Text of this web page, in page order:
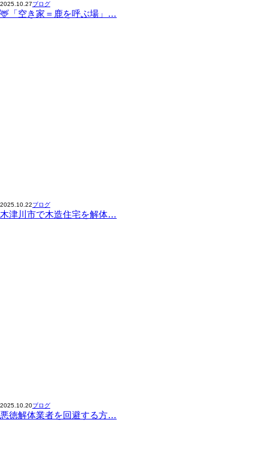
2025.10.27ブログ
🦌「空き家＝鹿を呼ぶ場」…
2025.10.22ブログ
木津川市で木造住宅を解体…
2025.10.20ブログ
悪徳解体業者を回避する方…